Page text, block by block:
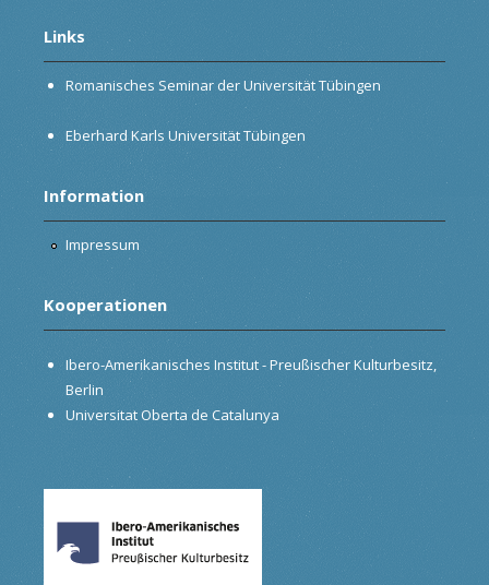
Links
Romanisches Seminar der Universität Tübingen
Eberhard Karls Universität Tübingen
Information
Impressum
Kooperationen
Ibero-Amerikanisches Institut - Preußischer Kulturbesitz,
Berlin
Universitat Oberta de Catalunya